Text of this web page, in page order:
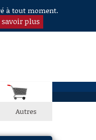
à tout moment.
plus
Autres